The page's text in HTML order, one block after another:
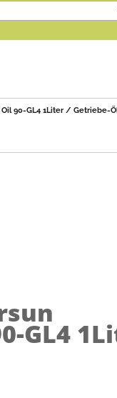
Oil 90-GL4 1Liter / Getriebe-
GL4